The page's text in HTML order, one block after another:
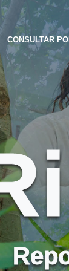
CONSULTAR